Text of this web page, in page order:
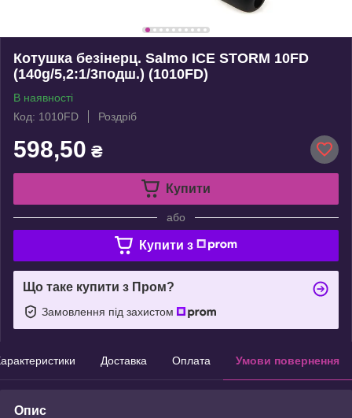
Котушка безінерц. Salmo ICE STORM 10FD
(140g/5,2:1/3подш.) (1010FD)
В наявності
Код: 1010FD
Роздріб
598,50 ₴
Купити
або
Купити з
Що таке купити з Пром?
Замовлення під захистом
Доставка Оплата Умови повернення
Опис